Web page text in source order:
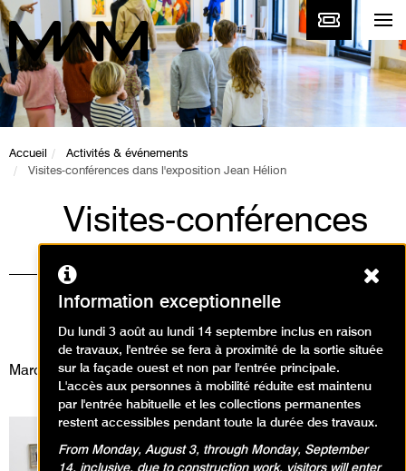
Accueil
Activités & événements
Visites-conférences dans l'exposition Jean Hélion
Visites-conférences
dans l'exposition
Jean Hélion
Visites
Mardi 14 mai 2024
Information exceptionnelle
Du lundi 3 août au lundi 14 septembre inclus en raison
de travaux, l'entrée se fera à proximité de la sortie située
sur la façade ouest et non par l'entrée principale.
L'accès aux personnes à mobilité réduite est maintenu
par l'entrée habituelle et les collections permanentes
restent accessibles pendant toute la durée des travaux.
From Monday, August 3, through Monday, September
14, inclusive, due to construction work, visitors will enter